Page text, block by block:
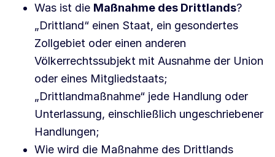
Was ist die Maßnahme des Drittlands?
„Drittland“ einen Staat, ein gesondertes
Zollgebiet oder einen anderen
Völkerrechtssubjekt mit Ausnahme der Union
oder eines Mitgliedstaats;
„Drittlandmaßnahme“ jede Handlung oder
Unterlassung, einschließlich ungeschriebener
Handlungen;
Wie wird die Maßnahme des Drittlands